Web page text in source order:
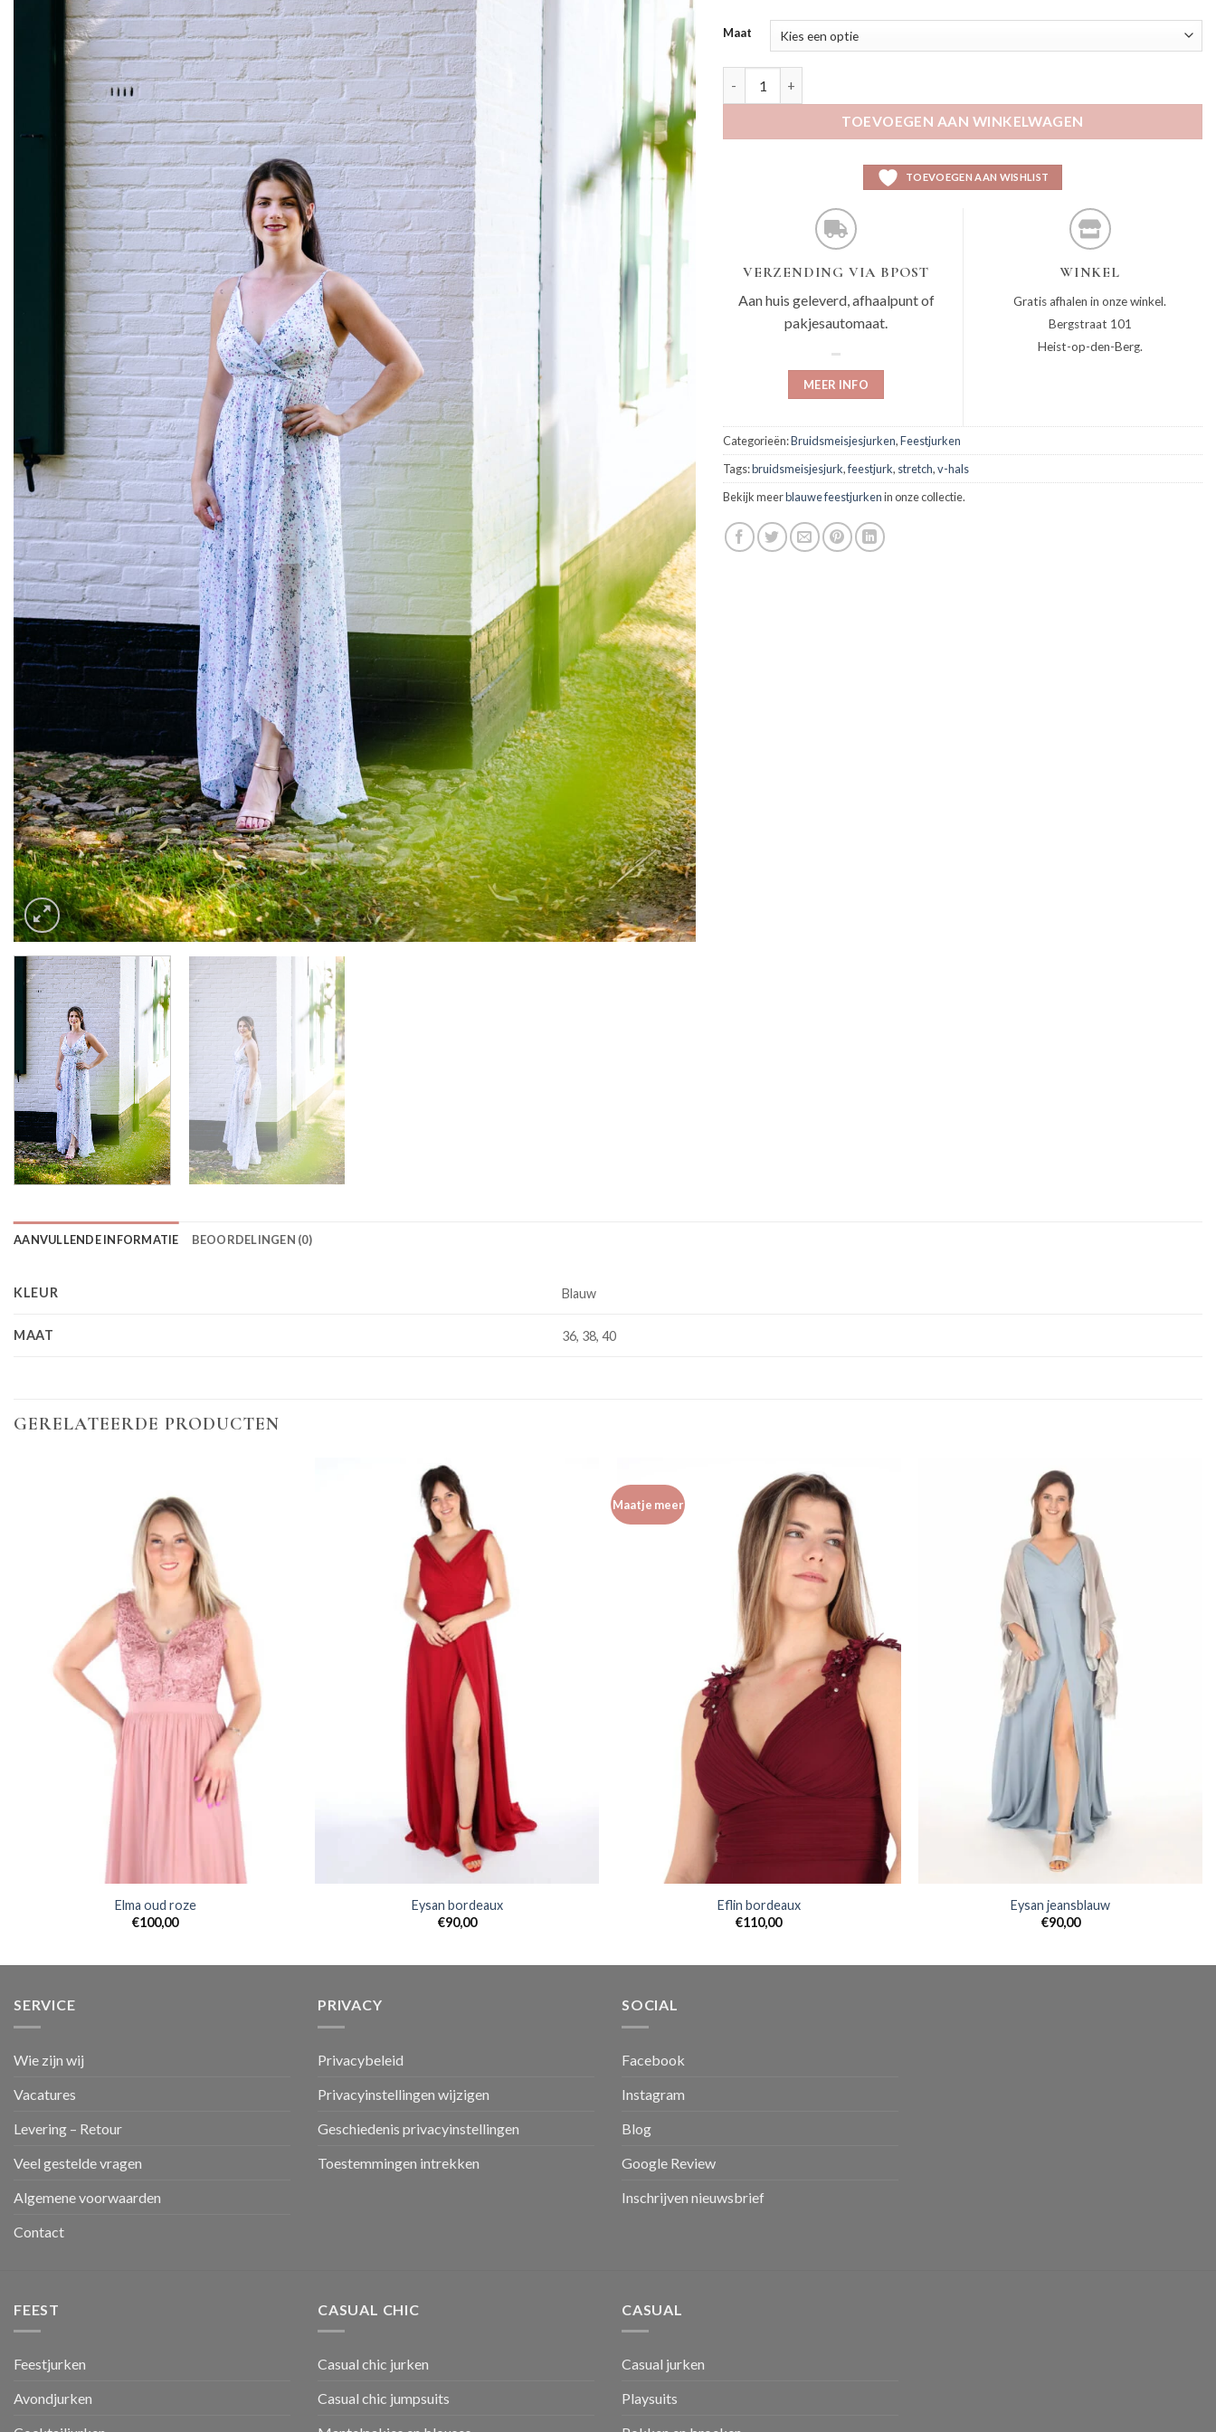
Maat
TOEVOEGEN AAN WINKELWAGEN
TOEVOEGEN AAN WISHLIST
VERZENDING VIA BPOST
Aan huis geleverd, afhaalpunt of
pakjesautomaat.
MEER INFO
WINKEL
Gratis afhalen in onze winkel.
Bergstraat 101
Heist-op-den-Berg.
Categorieën:Bruidsmeisjesjurken,Feestjurken
Tags:bruidsmeisjesjurk,feestjurk, stretch,v-hals
Bekijk meerblauwe feestjurkenin onze collectie.
AANVULLENDE INFORMATIE BEOORDELINGEN (0)
KLEUR Blauw
MAAT 36, 38, 40
GERELATEERDE PRODUCTEN
Elma oud roze
€100,00
Eysan bordeaux
€90,00
Maatje meer
Eflin bordeaux
€110,00
Eysan jeansblauw
€90,00
SERVICE
Wie zijn wij
Vacatures
Levering – Retour
Veel gestelde vragen
Algemene voorwaarden
Contact
PRIVACY
Privacybeleid
Privacyinstellingen wijzigen
Geschiedenis privacyinstellingen
Toestemmingen intrekken
SOCIAL
Facebook
Instagram
Blog
Google Review
Inschrijven nieuwsbrief
FEEST
Feestjurken
Avondjurken
CASUAL CHIC
Casual chic jurken
Casual chic jumpsuits
CASUAL
Casual jurken
Playsuits